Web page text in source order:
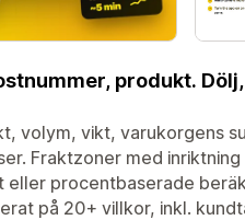
produkt.
volym, vikt, varukorgens
Fraktzoner med inriktning
eller procentbaserade
på 20+ villkor, inkl.